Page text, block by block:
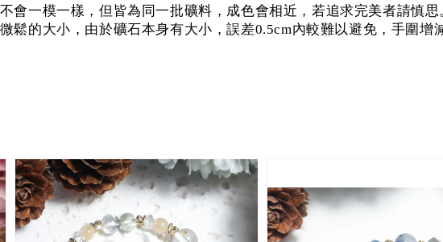
會一模一樣，但皆為同一批礦料，成色會相近，若追求完美者請慎思
鬆的大小，由於礦石本身有大小，誤差0.5cm內較難以避免，手圍增